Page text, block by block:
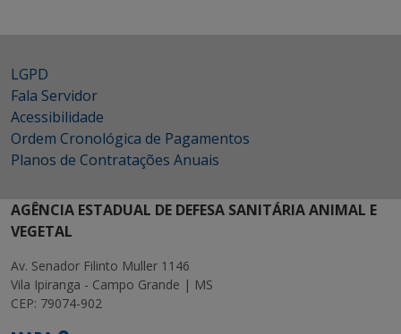
LGPD
Fala Servidor
Acessibilidade
Ordem Cronológica de Pagamentos
Planos de Contratações Anuais
AGÊNCIA ESTADUAL DE DEFESA SANITÁRIA ANIMAL E
VEGETAL
Av. Senador Filinto Muller 1146
Vila Ipiranga - Campo Grande | MS
CEP: 79074-902